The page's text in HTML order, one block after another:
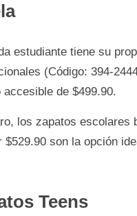
estudiante tiene su
(Código: 394-
de $499.90.
los zapatos escolares
son la opción
Teens